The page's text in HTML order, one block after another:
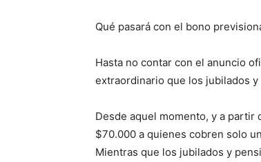
Qué pasará con el bono
Hasta no contar con el anuncio
extraordinario que los jubilados
Desde aquel momento, y a
$70.000 a quienes cobren solo
Mientras que los jubilados y